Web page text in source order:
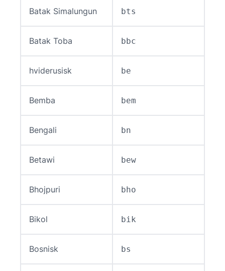
Batak Simalungun bts
Batak Toba bbc
hviderusisk be
Bemba bem
Bengali bn
Betawi bew
Bhojpuri bho
Bikol bik
Bosnisk bs